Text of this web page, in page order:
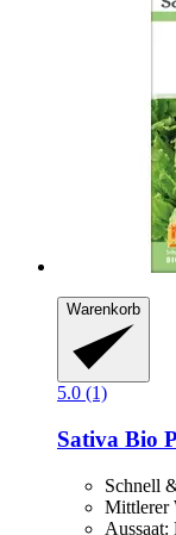
Warenkorb
5.0 (1)
Sativa Bio
Schnell
Mittlerer
Aussaat: